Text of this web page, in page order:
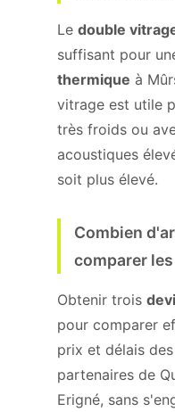
Le double
suffisant pour
thermique à
vitrage est utile
très froids ou
acoustiques
soit plus élevé.
Combien
comparer
Obtenir trois
pour comparer
prix et délais
partenaires de
Erigné, sans